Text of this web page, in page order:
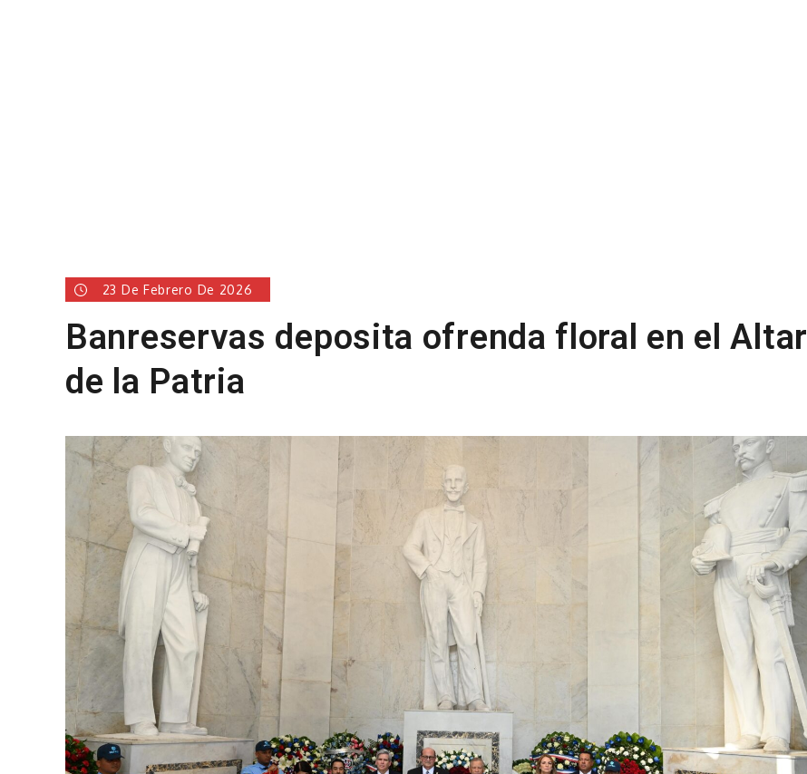
23 De Febrero De 2026
Banreservas deposita ofrenda floral en el Altar
de la Patria